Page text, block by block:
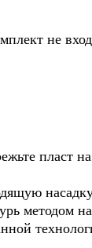
не
пласт
методом